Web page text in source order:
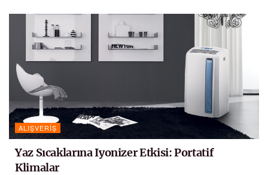
ALIŞVERIŞ
Yaz Sıcaklarına Iyonizer Etkisi: Portatif
Klimalar